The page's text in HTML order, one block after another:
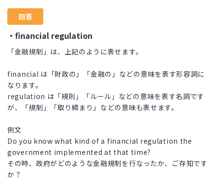
回答
・financial regulation
「金融規制」は、上記のように表せます。
financial は「財政の」「金融の」などの意味を表す形容詞に
なります。
regulation は「規則」「ルール」などの意味を表す名詞です
が、「規制」「取り締まり」などの意味も表せます。
例文
Do you know what kind of a financial regulation the
government implemented at that time?
その時、政府がどのような金融規制を行なったか、ご存知です
か？